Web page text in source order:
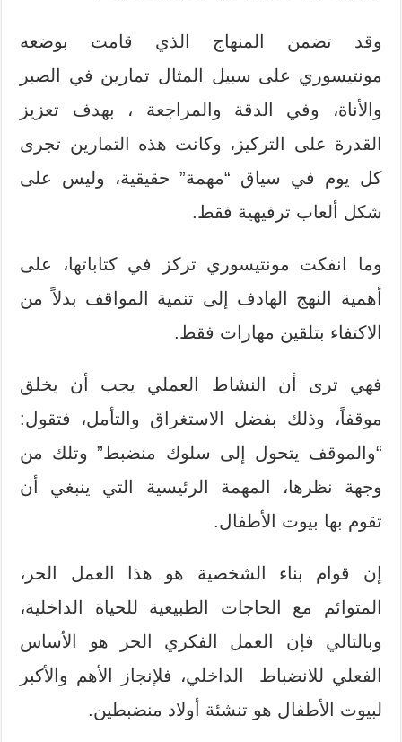
وقد تضمن المنهاج الذي قامت بوضعه
مونتيسوري على سبيل المثال تمارين في الصبر
والأناة، وفي الدقة والمراجعة ، بهدف تعزيز
القدرة على التركيز، وكانت هذه التمارين تجرى
كل يوم في سياق “مهمة” حقيقية، وليس على
شكل ألعاب ترفيهية فقط.
وما انفكت مونتيسوري تركز في كتاباتها، على
أهمية النهج الهادف إلى تنمية المواقف بدلاً من
الاكتفاء بتلقين مهارات فقط.
فهي ترى أن النشاط العملي يجب أن يخلق
موقفاً، وذلك بفضل الاستغراق والتأمل، فتقول:
“والموقف يتحول إلى سلوك منضبط” وتلك من
وجهة نظرها، المهمة الرئيسية التي ينبغي أن
تقوم بها بيوت الأطفال.
إن قوام بناء الشخصية هو هذا العمل الحر،
المتوائم مع الحاجات الطبيعية للحياة الداخلية،
وبالتالي فإن العمل الفكري الحر هو الأساس
الفعلي للانضباط الداخلي، فلإنجاز الأهم والأكبر
لبيوت الأطفال هو تنشئة أولاد منضبطين.